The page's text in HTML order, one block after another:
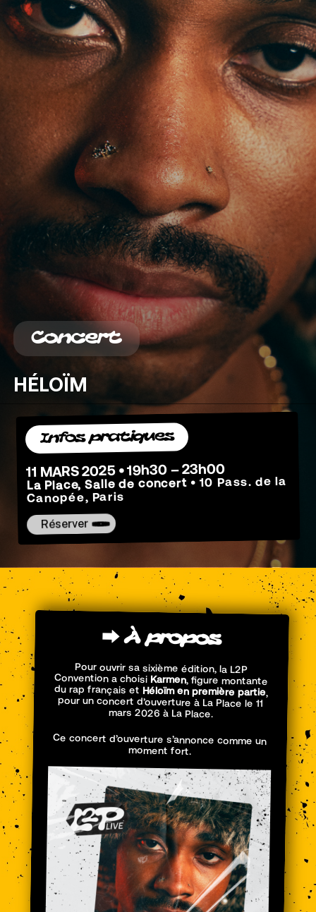
Concert
HÉLOÏM
Infos pratiques
11 MARS 2025 • 19h30 – 23h00
La Place, Salle de concert • 10 Pass. de la
Canopée, Paris
Réserver
⮕ À propos
Pour ouvrir sa sixième édition, la L2P
Convention a choisi Karmen, figure montante
du rap français et Héloïm en première partie,pour un concert d’ouverture à La Place le 11
mars 2026 à La Place.
Ce concert d’ouverture s’annonce comme un
moment fort.